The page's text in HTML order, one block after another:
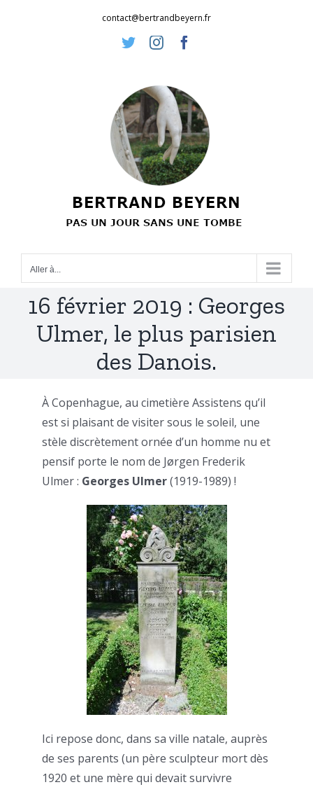
contact@bertrandbeyern.fr
TwitterInstagram
Aller à...
16 février 2019 : Georges
Ulmer, le plus parisien
des Danois.
À Copenhague, au cimetière Assistens qu’il
est si plaisant de visiter sous le soleil, une
stèle discrètement ornée d’un homme nu et
pensif porte le nom de Jørgen Frederik
Ulmer : Georges Ulmer(1919-1989) !
Ici repose donc, dans sa ville natale, auprès
de ses parents (un père sculpteur mort dès
1920 et une mère qui devait survivre